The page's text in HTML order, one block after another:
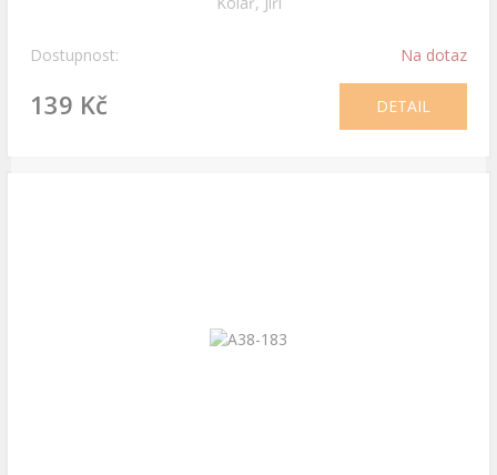
Dostupnost: Na dotaz
139 Kč DETAIL